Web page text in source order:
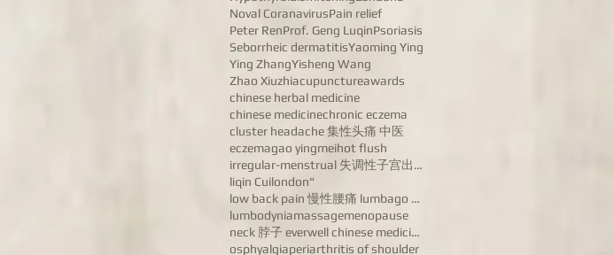
Noval CoranavirusPain relief
Peter RenProf. Geng LuqinPsoriasis
Seborrheic dermatitisYaoming Ying
Ying ZhangYisheng Wang
Zhao Xiuzhiacupunctureawards
chinese herbal medicine
chinese medicinechronic eczema
cluster headache 集性头痛 中医
eczemagao yingmeihot flush
irregular-menstrual 失调性子宫出血病 dysfunctional uterine
liqin Cuilondon"
low back pain 慢性腰痛 lumbago chronic low back pain
lumbodyniamassagemenopause
neck 脖子 everwell chinese medicine 汪宝忠
osphyalgiaperiarthritis of shoulder